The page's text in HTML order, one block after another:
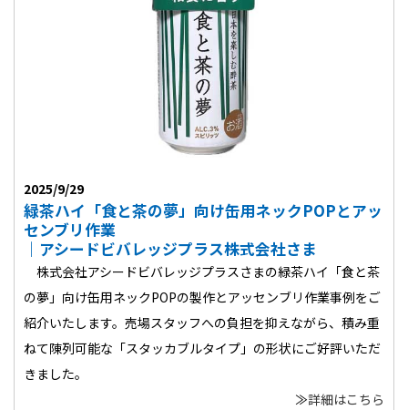
2025/9/29
緑茶ハイ「食と茶の夢」向け缶用ネックPOPとアッ
センブリ作業
｜アシードビバレッジプラス株式会社さま
株式会社アシードビバレッジプラスさまの緑茶ハイ「食と茶
の夢」向け缶用ネックPOPの製作とアッセンブリ作業事例をご
紹介いたします。売場スタッフへの負担を抑えながら、積み重
ねて陳列可能な「スタッカブルタイプ」の形状にご好評いただ
きました。
≫詳細はこちら